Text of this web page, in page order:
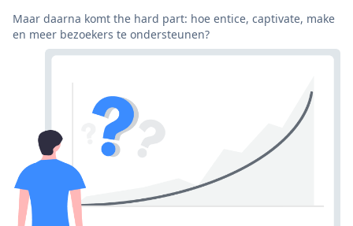
Maar daarna komt the hard part: hoe entice, captivate, make
en meer bezoekers te ondersteunen?